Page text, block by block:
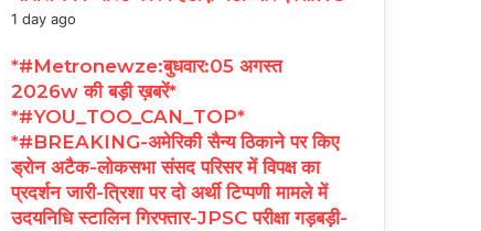
1 day ago
*#Metronewze:बुधवार:05 अगस्त
2026w की बड़ी ख़बरें*
*#YOU_TOO_CAN_TOP*
*#BREAKING-अमेरिकी सैन्य ठिकाने पर किए
ड्रोन अटैक-लोकसभा संसद परिसर में विपक्ष का
प्रदर्शन जारी-त्रिशा पर दो अर्थी टिप्पणी मामले में
उदयनिधि स्टालिन गिरफ्तार-JPSC परीक्षा गड़बड़ी-